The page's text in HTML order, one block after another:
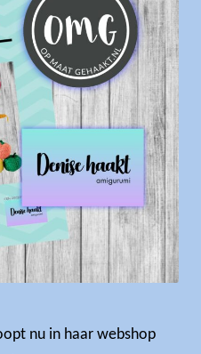
nu in haar webshop